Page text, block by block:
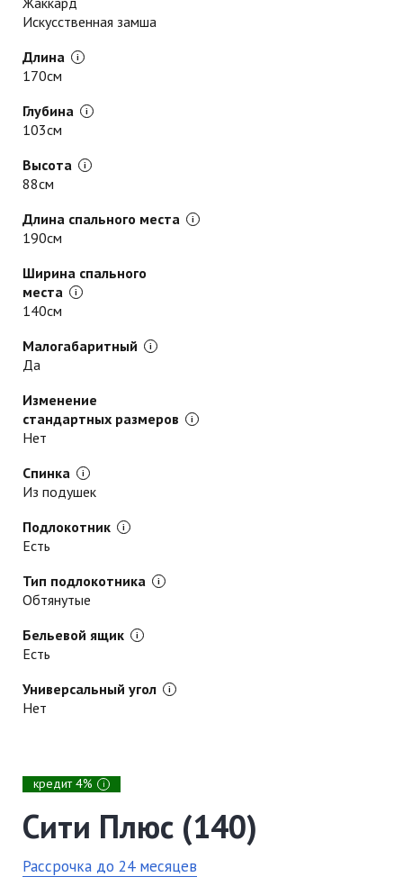
Искусственная замша
Длина
170см
Глубина
103см
Высота
88см
Длина спального места
190см
Ширина спального
места
140см
Малогабаритный
Да
Изменение
стандартных размеров
Нет
Спинка
Из подушек
Подлокотник
Есть
Тип подлокотника
Обтянутые
Бельевой ящик
Есть
Универсальный угол
Нет
кредит 4% i
Сити Плюс (140)
Рассрочка до 24 месяцев